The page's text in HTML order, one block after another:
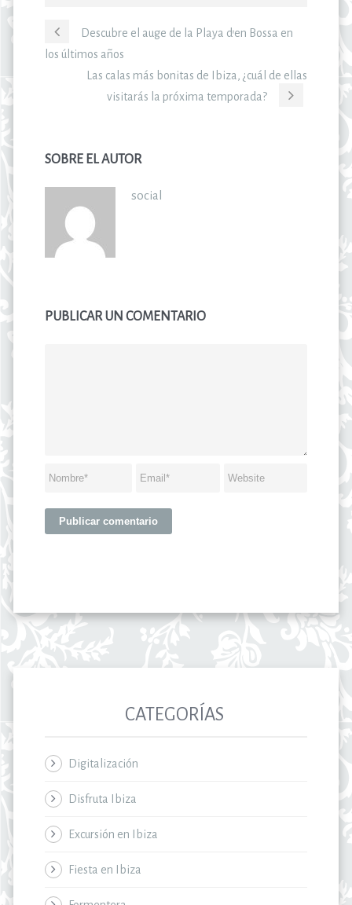
Descubre el auge de la Playa d’en Bossa en
los últimos años
Las calas más bonitas de Ibiza, ¿cuál de ellas
visitarás la próxima temporada?
SOBRE EL AUTOR
social
PUBLICAR UN COMENTARIO
CATEGORÍAS
Digitalización
Disfruta Ibiza
Excursión en Ibiza
Fiesta en Ibiza